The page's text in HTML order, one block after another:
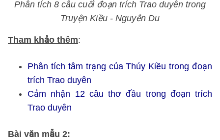
Phân tích 8 câu cuối đoạn trích Trao duyên trong
Truyện Kiều - Nguyễn Du
Tham khảo thêm:
Phân tích tâm trạng của Thúy Kiều trong đoạn
trích Trao duyên
Cảm nhận 12 câu thơ đầu trong đoạn trích
Trao duyên
Bài văn mẫu 2: